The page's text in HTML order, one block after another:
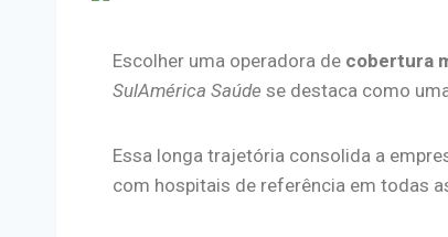
Escolher uma operadora de cobertura
SulAmérica Saúde se destaca como
Essa longa trajetória consolida a
com hospitais de referência em todas